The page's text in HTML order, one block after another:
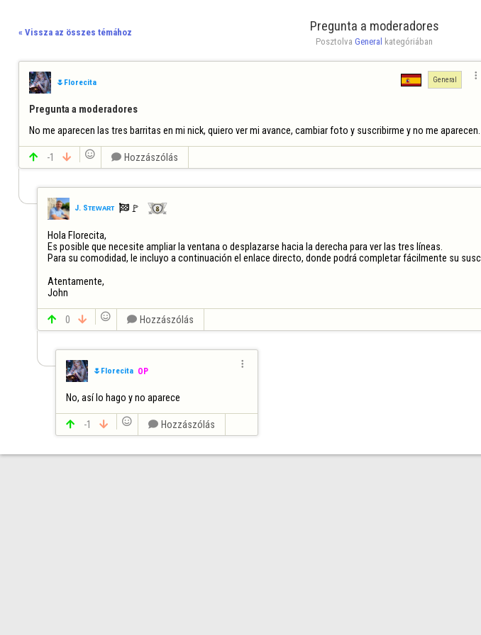
« Vissza az összes témához Pregunta a moderadores
Posztolva General kategóriában
🌷Florecita General 
Pregunta a moderadores
No me aparecen las tres barritas en mi nick, quiero ver mi avance, cambiar foto y suscribirme y no me aparecen.
 -1    Hozzászólás
J. Sᴛᴇᴡᴀʀᴛ  🚩️
Hola Florecita,
Es posible que necesite ampliar la ventana o desplazarse hacia la derecha para ver las tres líneas.
Para su comodidad, le incluyo a continuación el enlace directo, donde podrá completar fácilmente su
Atentamente,
John
 0    Hozzászólás
🌷Florecita OP

No, así lo hago y no aparece
 -1    Hozzászólás